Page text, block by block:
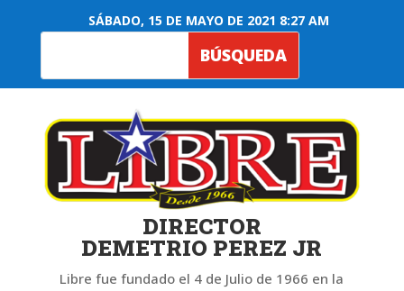
SÁBADO, 15 DE MAYO DE 2021 8:27 AM
DIRECTOR
DEMETRIO PEREZ JR
Libre fue fundado el 4 de Julio de 1966 en la